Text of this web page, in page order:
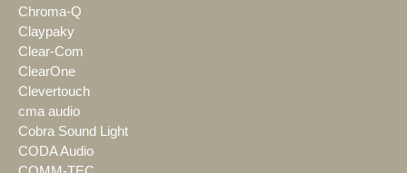
Chroma-Q
Claypaky
Clear-Com
ClearOne
Clevertouch
cma audio
Cobra Sound Light
CODA Audio